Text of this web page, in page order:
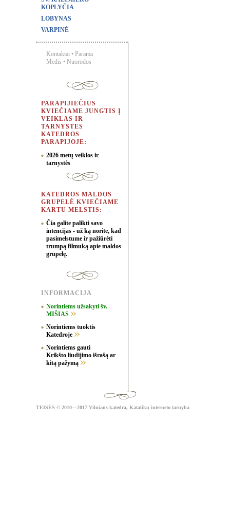
KOPLYČIA
LOBYNAS
VARPINĖ
Kontaktai • Parama
Medis • Nuorodos
PARAPIJIEČIUS
KVIEČIAME JUNGTIS Į
VEIKLAS IR
TARNYSTES
KATEDROS
PARAPIJOJE:
2026 metų veiklos ir
tarnystės
KATEDROS MALDOS
GRUPELĖ KVIEČIAME
KARTU MELSTIS:
Čia galite palikti savo
intencijas - už ką norite, kad
pasimelstume ir pažiūrėti
trumpą filmuką apie maldos
grupelę.
INFORMACIJA
Norintiems užsakyti šv.
MIŠIAS
Norintiems tuoktis
Katedroje
Norintiems gauti
Krikšto liudijimo išrašą ar
kitą pažymą
TEISĖS © 2010—2017 Vilniaus katedra, Katalikų interneto tarnyba